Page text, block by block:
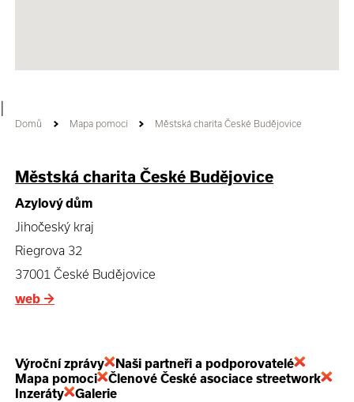
Domů Mapa pomoci Městská charita České Budějovice
Městská charita České Budějovice
Azylový dům
Jihočeský kraj
Riegrova 32
37001 České Budějovice
web →
Výroční zprávy
Naši partneři a podporovatelé
Mapa pomoci
Členové České asociace streetwork
Inzeráty
Galerie